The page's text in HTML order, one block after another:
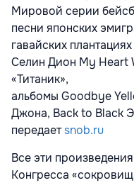
Мировой серии
песни японских
гавайских
Селин Дион My Heart
«Титаник»,
альбомы Goodbye
Джона, Backto Black
передаетsnob.ru
Все эти
Конгресса